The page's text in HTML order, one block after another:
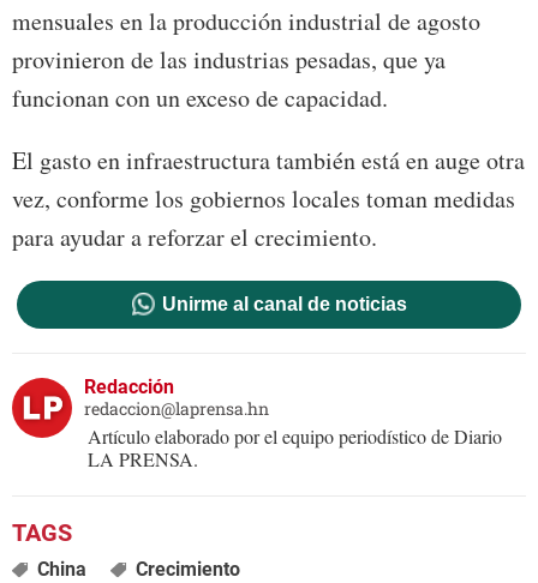
mensuales en la producción industrial de agosto
provinieron de las industrias pesadas, que ya
funcionan con un exceso de capacidad.
El gasto en infraestructura también está en auge otra
vez, conforme los gobiernos locales toman medidas
para ayudar a reforzar el crecimiento.
Unirme al canal de noticias
Redacción
redaccion@laprensa.hn
Artículo elaborado por el equipo periodístico de Diario
LA PRENSA.
China Crecimiento